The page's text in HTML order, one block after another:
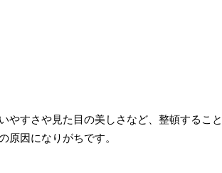
やすさや見た目の美しさなど、整頓すること
因になりがちです。